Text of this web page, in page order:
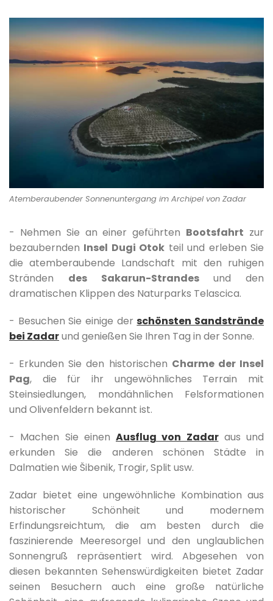
Atemberaubender Sonnenuntergang im Archipel von Zadar
- Nehmen Sie an einer geführten Bootsfahrt zur
bezaubernden Insel Dugi Otok teil und erleben Sie
die atemberaubende Landschaft mit den ruhigen
Stränden des Sakarun-Strandesund den
dramatischen Klippen des Naturparks Telascica.
- Besuchen Sie einige derschönsten Sandstrände
bei Zadarund genießen Sie Ihren Tag in der Sonne.
- Erkunden Sie den historischen Charme der Insel
Pag, die für ihr ungewöhnliches Terrain mit
Steinsiedlungen, mondähnlichen Felsformationen
und Olivenfeldern bekannt ist.
- Machen Sie einen Ausflug von Zadaraus und
erkunden Sie die anderen schönen Städte in
Dalmatien wie Šibenik, Trogir, Split usw.
Zadar bietet eine ungewöhnliche Kombination aus
historischer Schönheit und modernem
Erfindungsreichtum, die am besten durch die
faszinierende Meeresorgel und den unglaublichen
Sonnengruß repräsentiert wird. Abgesehen von
diesen bekannten Sehenswürdigkeiten bietet Zadar
seinen Besuchern auch eine große natürliche